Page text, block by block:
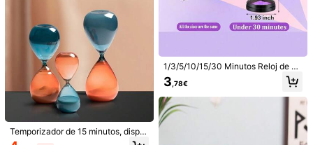
Abanico de mano estilo bohemio he
cho a mano en color marrón, regalo
con logo láser, recuerdo de boda, d
25 Left
10
Temporizador de 15 minutos, dispo
sitivo de temporización elegante p
1/3/5/10/15/30 Minutos Reloj de ar
ena con tapa negra marcada, decor
ación del hogar, apto para tareas, c
epillado de dientes, cocina, yoga, j
uegos, decoración de escritorio, me
jor regalo para cumpleaños y gradu
3 ,78€